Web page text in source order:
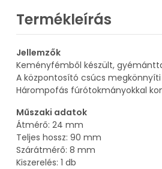
Termékleírás
Jellemzők
Keményfémből készült,
A központosító csúcs
Hárompofás fúrótokmányokkal
Műszaki adatok
Átmérő: 24 mm
Teljes hossz: 90 mm
Szárátmérő: 8 mm
Kiszerelés: 1 db